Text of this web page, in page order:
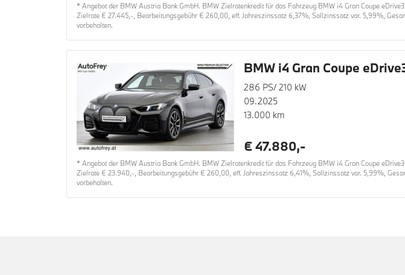
* Angebot der BMW Austria Bank GmbH. BMW Zielratenkredit für das Fahrzeug BMW i4 Gran Coupe
Zielrate € 27.445,-, Bearbeitungsgebühr € 260,00, eff. Jahreszinssatz 6,37%, Sollzinssatz var. 5,99%,
vorbehalten.
BMW i4 Gran Coupe
286 PS/ 210 kW
09.2025
13.000 km
€ 47.880,-
* Angebot der BMW Austria Bank GmbH. BMW Zielratenkredit für das Fahrzeug BMW i4 Gran Coupe
Zielrate € 23.940,-, Bearbeitungsgebühr € 260,00, eff. Jahreszinssatz 6,41%, Sollzinssatz var. 5,99%,
vorbehalten.